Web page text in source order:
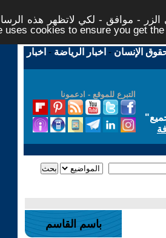
- موافق - لكي لاتظهر هذه
uses cookies to ensure you get
حقوق الإنسان - اخبار الرياضة - اخبار
التبرع للموقع - ادعمونا
"
باسم القاسم